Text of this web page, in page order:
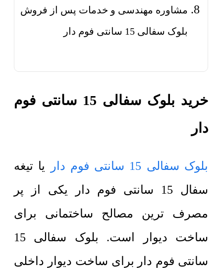
مشاوره مهندسی و خدمات پس از فروش
بلوک سفالی 15 سانتی فوم دار
خرید بلوک سفالی 15 سانتی فوم
دار
بلوک سفالی 15 سانتی فوم دار
یا تیغه
سفال 15 سانتی فوم دار یکی از پر
مصرف ترین مصالح ساختمانی برای
ساخت دیوار است. بلوک سفالی 15
سانتی فوم دار برای ساخت دیوار داخلی